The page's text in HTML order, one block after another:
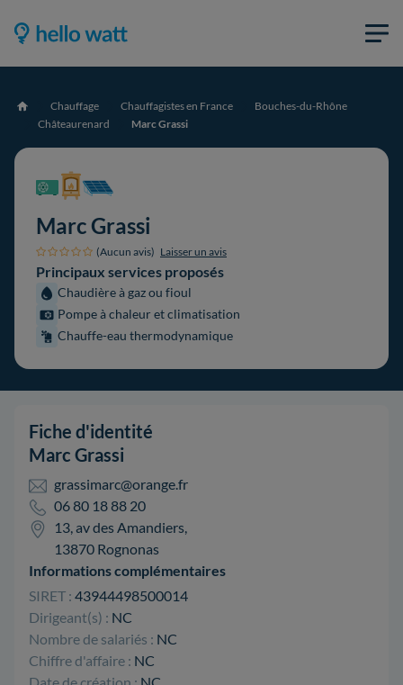
Accueil Chauffage Chauffagistes en France
Bouches-du-Rhône
Châteaurenard
Marc Grassi
Marc Grassi
(Aucun avis) Laisser un avis
Principaux services proposés
Chaudière à gaz ou fioul
Pompe à chaleur et climatisation
Chauffe-eau thermodynamique
Fiche d'identité
Marc Grassi
grassimarc@orange.fr
06 80 18 88 20
13, av des Amandiers,
13870 Rognonas
Informations complémentaires
SIRET : 43944498500014
Dirigeant(s) : NC
Nombre de salariés : NC
Chiffre d'affaire : NC